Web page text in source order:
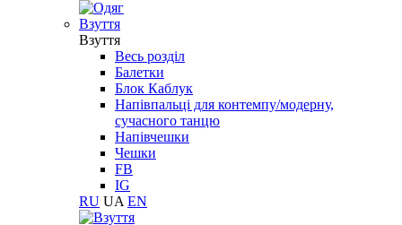
Взуття
Взуття
Весь розділ
Балетки
Блок Каблук
Напівпальці для контемпу/модерну,
сучасного танцю
Напівчешки
Чешки
FB
IG
RU UA EN